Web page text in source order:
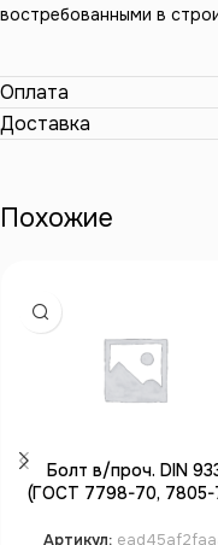
востребованными в
Оплата
Доставка
Похожие
Болт в/проч. DIN
(ГОСТ 7798-70, 7805-
8.8 цинк
Артикул: